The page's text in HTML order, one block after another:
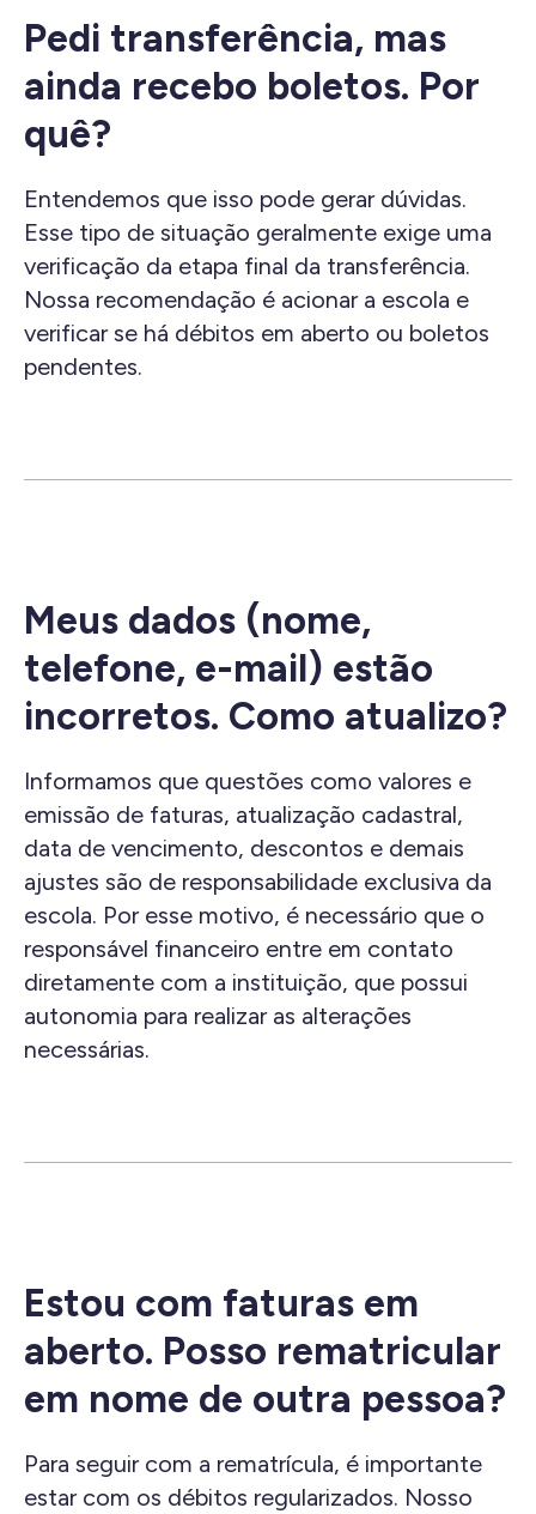
Pedi transferência, mas
ainda recebo boletos. Por
quê?
Entendemos que isso pode gerar dúvidas.
Esse tipo de situação geralmente exige uma
verificação da etapa final da transferência.
Nossa recomendação é acionar a escola e
verificar se há débitos em aberto ou boletos
pendentes.
Meus dados (nome,
telefone, e-mail) estão
incorretos. Como atualizo?
Informamos que questões como valores e
emissão de faturas, atualização cadastral,
data de vencimento, descontos e demais
ajustes são de responsabilidade exclusiva da
escola. Por esse motivo, é necessário que o
responsável financeiro entre em contato
diretamente com a instituição, que possui
autonomia para realizar as alterações
necessárias.
Estou com faturas em
aberto. Posso rematricular
em nome de outra pessoa?
Para seguir com a rematrícula, é importante
estar com os débitos regularizados. Nosso